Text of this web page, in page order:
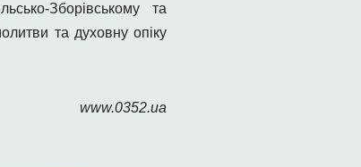
Зборівському та
та духовну опіку
www.0352.ua